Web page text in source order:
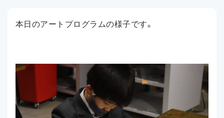
本日のアートプログラムの様子です。